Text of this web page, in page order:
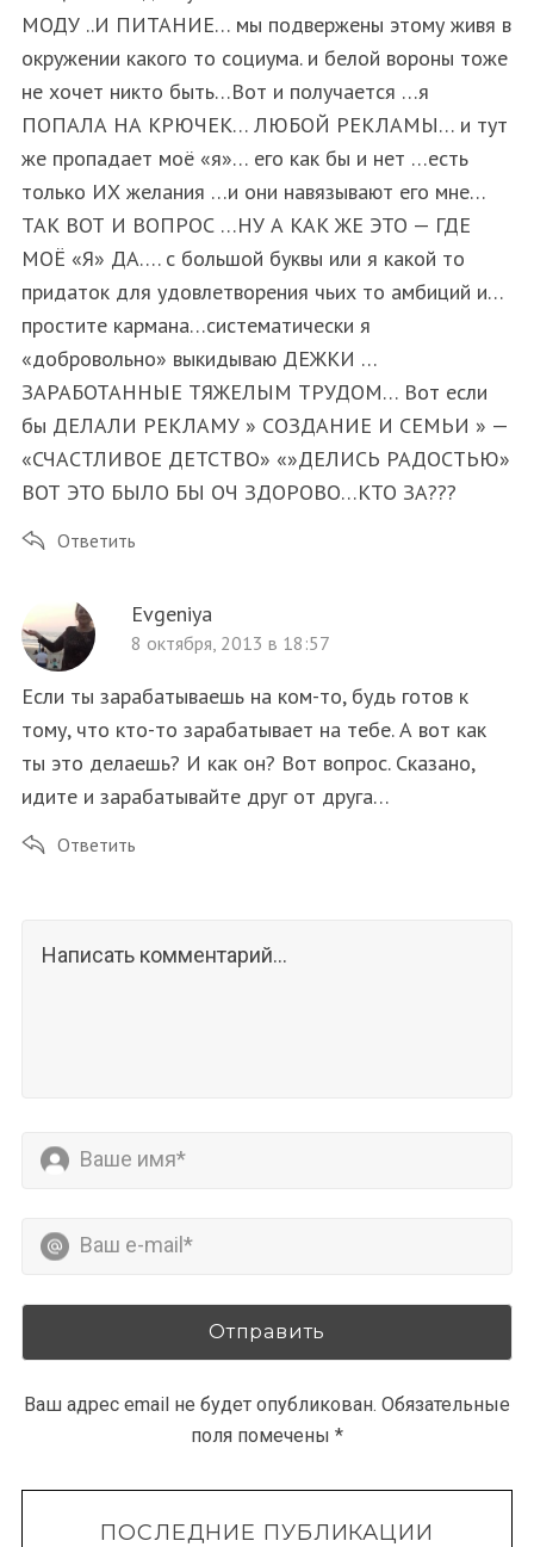
МОДУ ..И ПИТАНИЕ… мы подвержены этому живя в
окружении какого то социума. и белой вороны тоже
не хочет никто быть…Вот и получается …я
ПОПАЛА НА КРЮЧЕК… ЛЮБОЙ РЕКЛАМЫ… и тут
же пропадает моё «я»… его как бы и нет …есть
только ИХ желания …и они навязывают его мне…
ТАК ВОТ И ВОПРОС …НУ А КАК ЖЕ ЭТО — ГДЕ
МОЁ «Я» ДА…. с большой буквы или я какой то
придаток для удовлетворения чьих то амбиций и…
простите кармана…систематически я
«добровольно» выкидываю ДЕЖКИ …
ЗАРАБОТАННЫЕ ТЯЖЕЛЫМ ТРУДОМ… Вот если
бы ДЕЛАЛИ РЕКЛАМУ » СОЗДАНИЕ И СЕМЬИ » —
«СЧАСТЛИВОЕ ДЕТСТВО» «»ДЕЛИСЬ РАДОСТЬЮ»
ВОТ ЭТО БЫЛО БЫ ОЧ ЗДОРОВО…КТО ЗА???
Ответить
Evgeniya
8 октября, 2013 в 18:57
Если ты зарабатываешь на ком-то, будь готов к
тому, что кто-то зарабатывает на тебе. А вот как
ты это делаешь? И как он? Вот вопрос. Сказано,
идите и зарабатывайте друг от друга…
Ответить
Ваш адрес email не будет опубликован. Обязательные
поля помечены *
ПОСЛЕДНИЕ ПУБЛИКАЦИИ